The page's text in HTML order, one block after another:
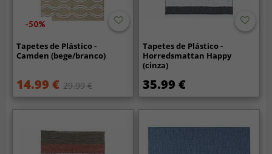
-50%
Tapetes de Plástico -
Camden (bege/branco)
14.99 € 29.99 €
Tapetes de Plástico -
Horredsmattan Happy
(cinza)
35.99 €